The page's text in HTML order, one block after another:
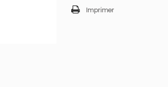
Imprimer